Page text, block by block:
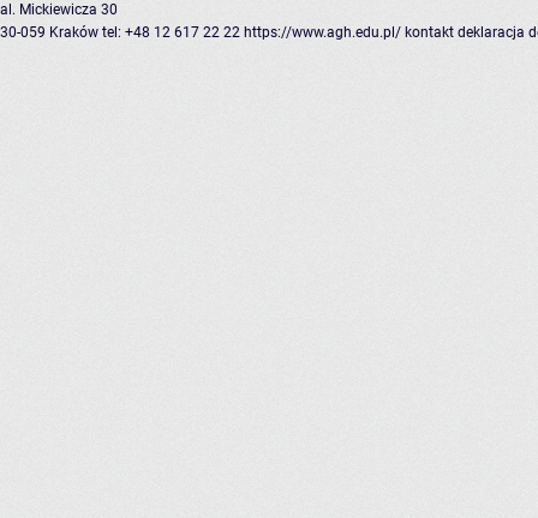
al. Mickiewicza 30
30-059 Kraków tel: +48 12 617 22 22 https://www.agh.edu.pl/ kontakt deklaracja